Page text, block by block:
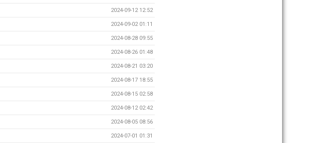
2024-09-12 12:52
2024-09-02 01:11
2024-08-28 09:55
2024-08-26 01:48
2024-08-21 03:20
2024-08-17 18:55
2024-08-15 02:58
2024-08-12 02:42
2024-08-05 08:56
2024-07-01 01:31